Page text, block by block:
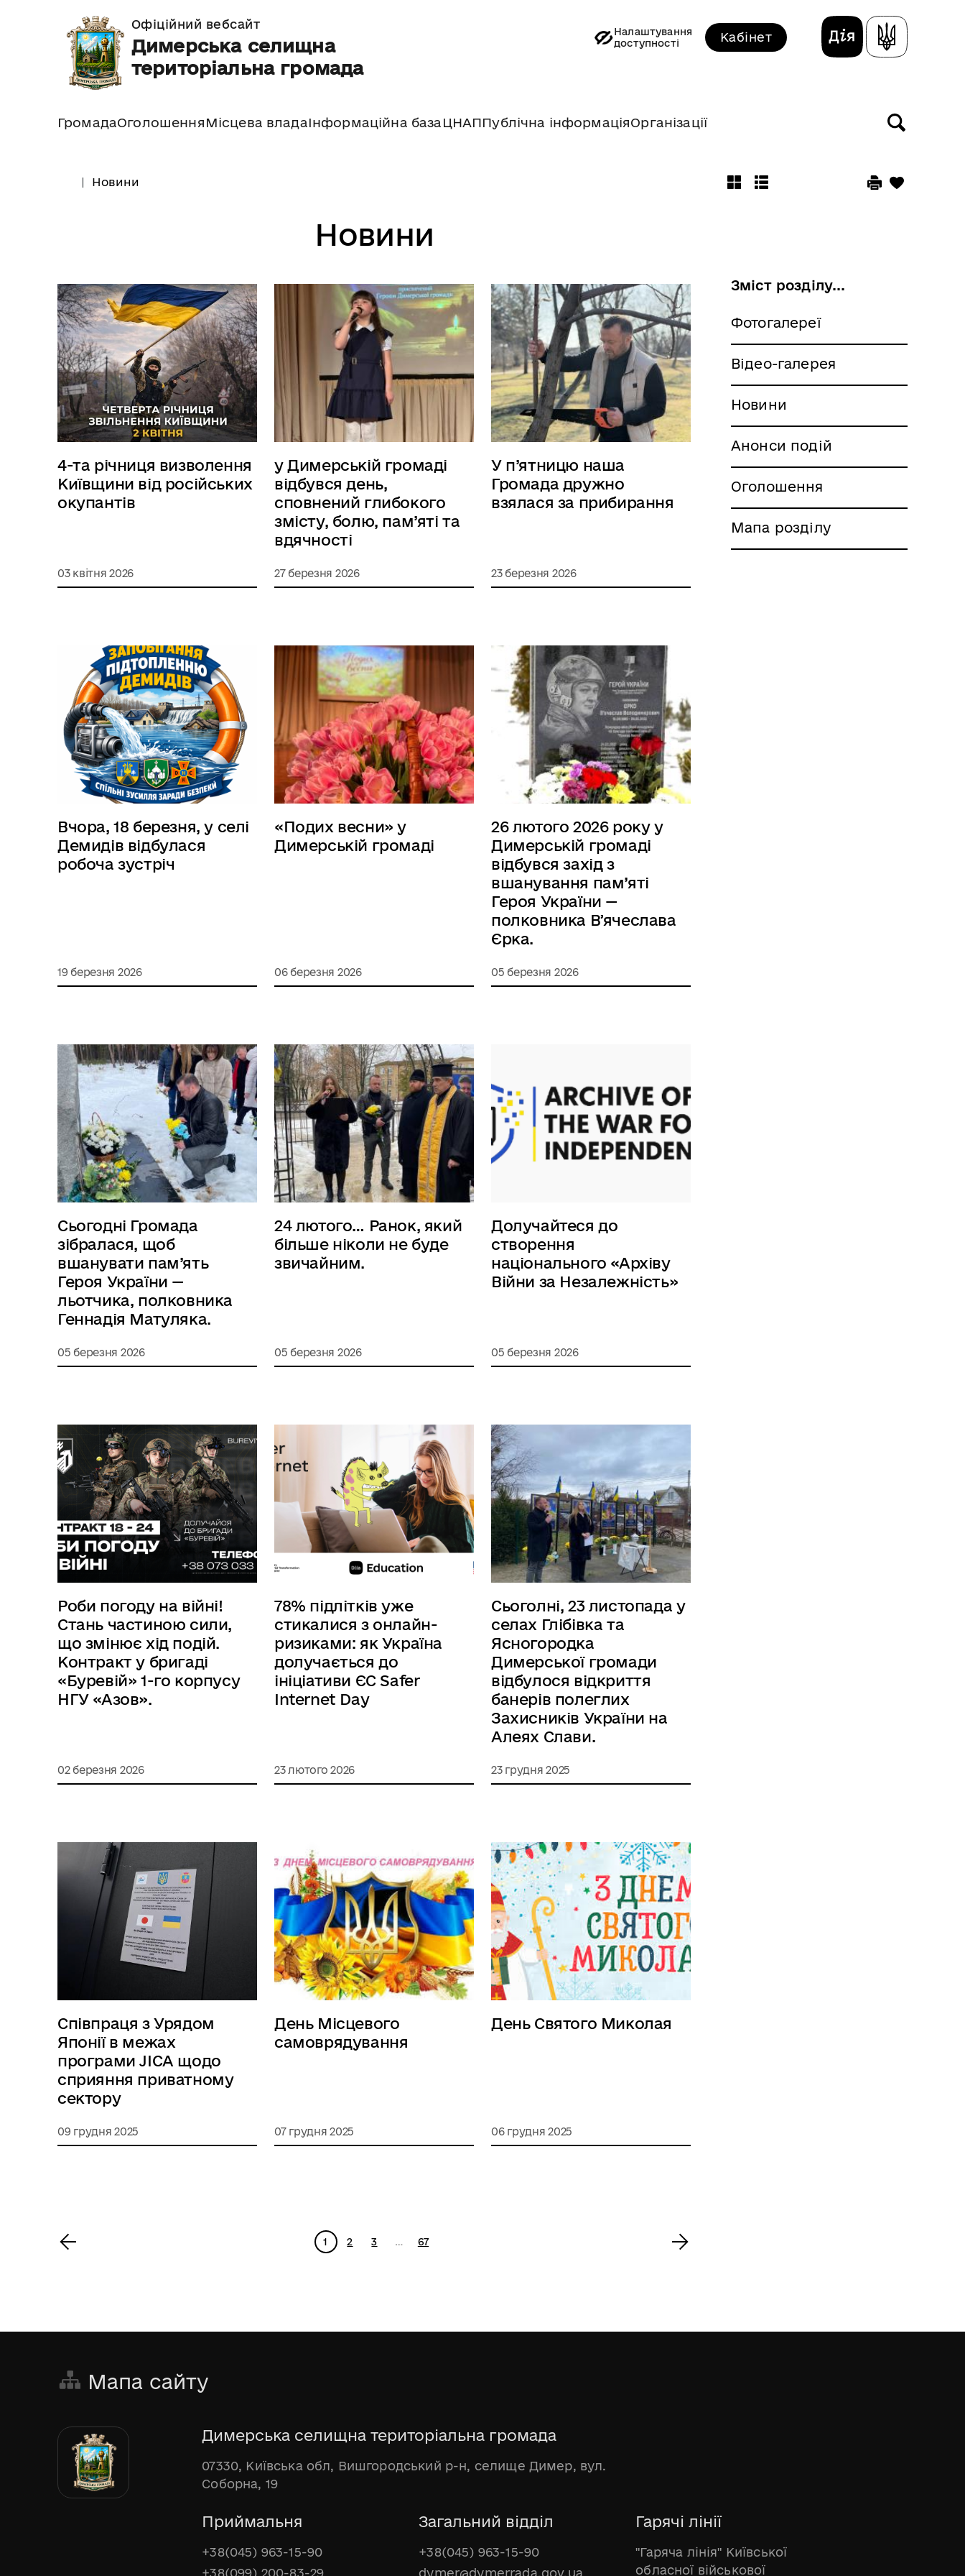
Офіційний вебсайт
Димерська селищна
територіальна громада
Налаштування
доступності
Кабінет
ГромадаОголошення Місцева владаІнформаційна база ЦНАППублічна інформаціяОрганізації
Новини
Новини
4-та річниця визволення
Київщини від російських
окупантів
03 квітня 2026
у Димерській громаді
відбувся день,
сповнений глибокого
змісту, болю, пам’яті та
вдячності
27 березня 2026
У п’ятницю наша
Громада дружно
взялася за прибирання
23 березня 2026
Вчора, 18 березня, у селі
Демидів відбулася
робоча зустріч
19 березня 2026
«Подих весни» у
Димерській громаді
06 березня 2026
26 лютого 2026 року у
Димерській громаді
відбувся захід з
вшанування пам’яті
Героя України —
полковника Вʼячеслава
Єрка.
05 березня 2026
Сьогодні Громада
зібралася, щоб
вшанувати пам’ять
Героя України —
льотчика, полковника
Геннадія Матуляка.
05 березня 2026
24 лютого… Ранок, який
більше ніколи не буде
звичайним.
05 березня 2026
Долучайтеся до
створення
національного «Архіву
Війни за Незалежність»
05 березня 2026
Роби погоду на війні!
Стань частиною сили,
що змінює хід подій.
Контракт у бригаді
«Буревій» 1-го корпусу
НГУ «Азов».
02 березня 2026
78% підлітків уже
стикалися з онлайн-
ризиками: як Україна
долучається до
ініціативи ЄС Safer
Internet Day
23 лютого 2026
Сьоголні, 23 листопада у
селах Глібівка та
Ясногородка
Димерської громади
відбулося відкриття
банерів полеглих
Захисників України на
Алеях Слави.
23 грудня 2025
Співпраця з Урядом
Японії в межах
програми JICA щодо
сприяння приватному
сектору
09 грудня 2025
День Місцевого
самоврядування
07 грудня 2025
День Святого Миколая
06 грудня 2025
1 2 3 … 67
Зміст розділу...
Фотогалереї
Відео-галерея
Новини
Анонси подій
Оголошення
Мапа розділу
Мапа сайту
Димерська селищна територіальна громада
07330, Київська обл, Вишгородський р-н, селище Димер, вул.
Соборна, 19
Приймальня
+38(045) 963-15-90
+38(099) 200-83-29
Загальний відділ
+38(045) 963-15-90
dymer@dymerrada.gov.ua
Гарячі лінії
"Гаряча лінія" Київської
обласної військової